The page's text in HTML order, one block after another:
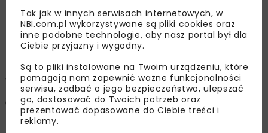
wzrostu udziału OZE w elektroenergetyce do ok. 50%
w 2030 r.
Zwiększenie inwestycji
w inteligentne sieci
elektroenergetyczne
Minister Klimatu i Środowiska podpisała trzy kolejne
Tak jak w innych serwisach internetowych, w
NBI.com.pl wykorzystywane są pliki cookies oraz
inne podobne technologie, aby nasz portal był dla
Ciebie przyjazny i wygodny.
Są to pliki instalowane na Twoim urządzeniu, które
pomagają nam zapewnić ważne funkcjonalności
serwisu, zadbać o jego bezpieczeństwo, ulepszać
go, dostosować do Twoich potrzeb oraz
prezentować dopasowane do Ciebie treści i
reklamy.